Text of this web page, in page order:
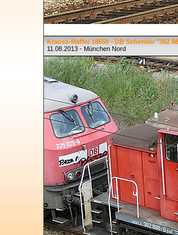
Krauss-Maffei 18650 - DB Schenker "362
11.08.2013 - München Nord